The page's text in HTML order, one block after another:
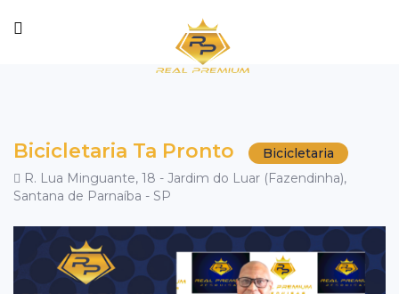
Bicicletaria Ta Pronto
Bicicletaria
R. Lua Minguante, 18 - Jardim do Luar (Fazendinha),
Santana de Parnaíba - SP